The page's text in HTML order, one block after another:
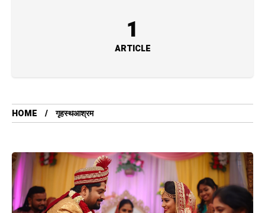
1
ARTICLE
HOME गृहस्थआश्रम